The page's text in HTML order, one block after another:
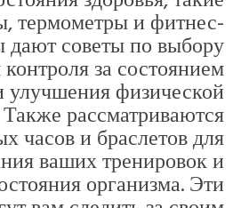
как
трекеры. Сайты
гаджетов для
здоровья и
активности.
функции умных
общего